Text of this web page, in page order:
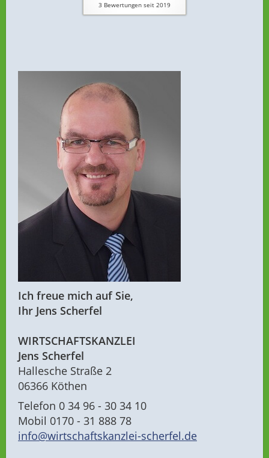
3 Bewertungen seit 2019
Ich freue mich auf Sie,
Ihr Jens Scherfel
WIRTSCHAFTSKANZLEI
Jens Scherfel
Hallesche Straße 2
06366 Köthen
Telefon 0 34 96 - 30 34 10
Mobil 0170 - 31 888 78
info@wirtschaftskanzlei-scherfel.de